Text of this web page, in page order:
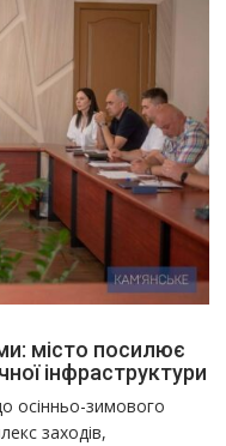
місто посилює
інфраструктури
осінньо-зимового
заходів,